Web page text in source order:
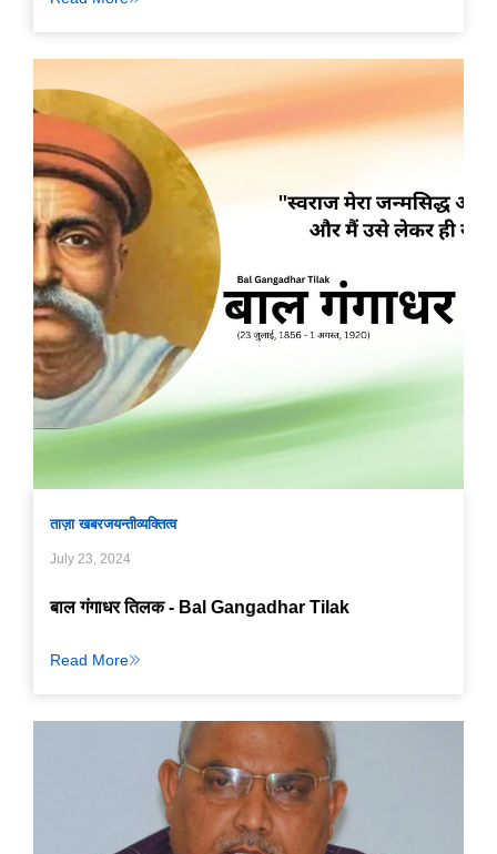
ताज़ा खबरजयन्तीव्यक्तित्व
July 23, 2024
बाल गंगाधर तिलक - Bal Gangadhar Tilak
Read More